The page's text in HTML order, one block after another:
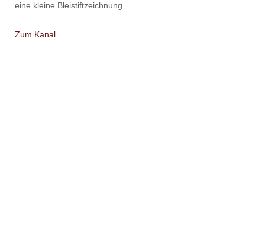
eine kleine Bleistiftzeichnung.
Zum Kanal